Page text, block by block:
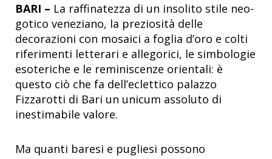
BARI – La raffinatezza di un insolito stile neo-
gotico veneziano, la preziosità delle
decorazioni con mosaici a foglia d’oro e colti
riferimenti letterari e allegorici, le simbologie
esoteriche e le reminiscenze orientali: è
questo ciò che fa dell’eclettico palazzo
Fizzarotti di Bari un unicum assoluto di
inestimabile valore.
Ma quanti baresi e pugliesi possono